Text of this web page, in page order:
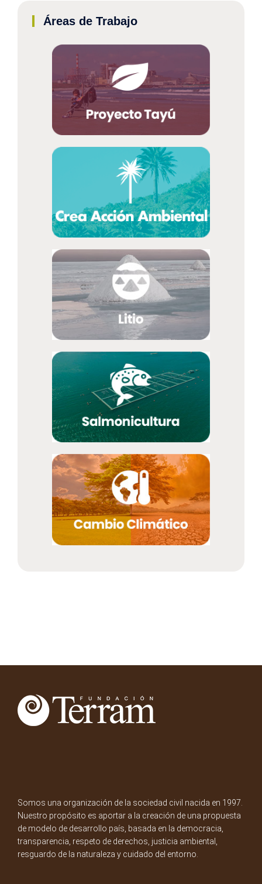
Áreas de Trabajo
Somos una organización de la sociedad civil nacida en 1997.
Nuestro propósito es aportar a la creación de una propuesta
de modelo de desarrollo país, basada en la democracia,
transparencia, respeto de derechos, justicia ambiental,
resguardo de la naturaleza y cuidado del entorno.